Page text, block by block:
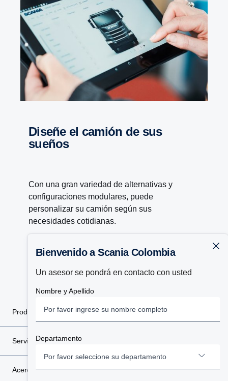
diseñe el camión de sus
sueños
Con una gran variedad de alternativas y
configuraciones modulares, puede
personalizar su camión según sus
necesidades cotidianas.
Bienvenido a Scania Colombia
Un asesor se pondrá en contacto con usted
Nombre y Apellido
Departamento
Por favor seleccione su departamento
Productos
Servicios
Acerca de Scania